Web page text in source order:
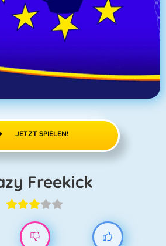
JETZT SPIELEN!
Freekick